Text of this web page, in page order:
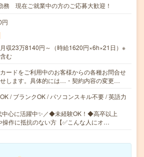
務 現在ご就業中の方のご応募大歓迎！
月収23万8140円～（時給1620円×6h×21日）※
む
ードをご利用中のお客様からの各種お問合せ
します。具体的には…・契約内容の変更…
/ ブランクOK / パソコンスキル不要 / 英語力
中心に活躍中✨／◆未経験OK！◆高卒以上
作に抵抗のない方【✅こんな人にオ…